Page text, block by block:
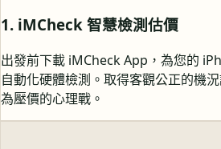
1. iMCheck 智慧檢測估價
出發前下載 iMCheck App，為您的
自動化硬體檢測。取得客觀公正的機
為壓價的心理戰。